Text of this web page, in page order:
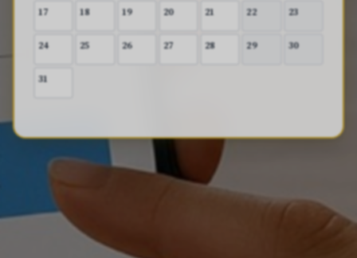
17 18 19 20 21 22 23
24 25 26 27 28 29 30
31